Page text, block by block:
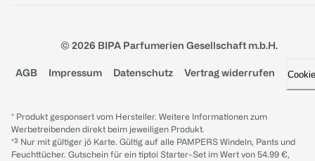
© 2026 BIPA Parfumerien Gesellschaft m.b.H.
AGB Impressum Datenschutz Vertrag widerrufen
* Produkt gesponsert vom Hersteller. Weitere Informationen zum
Werbetreibenden direkt beim jeweiligen Produkt.
*³ Nur mit gültiger jö Karte. Gültig auf alle PAMPERS Windeln, Pants und
Feuchttücher. Gutschein für ein tiptoi Starter-Set im Wert von 54.99 €,